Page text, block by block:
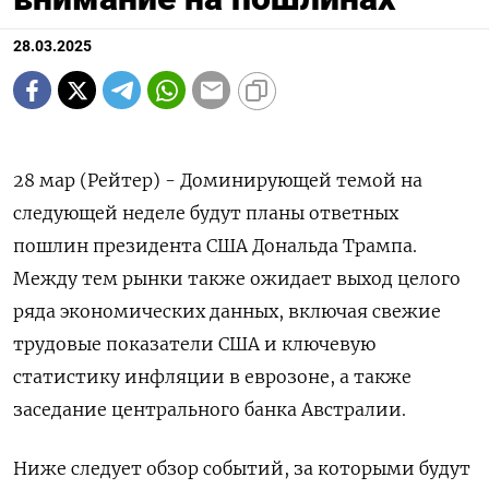
28.03.2025
28 мар (Рейтер) - Доминирующей темой на
следующей неделе будут планы ответных
пошлин президента США Дональда Трампа.
Между тем рынки также ожидает выход целого
ряда экономических данных, включая свежие
трудовые показатели США и ключевую
статистику инфляции в еврозоне, а также
заседание центрального банка Австралии.
Ниже следует обзор событий, за которыми будут